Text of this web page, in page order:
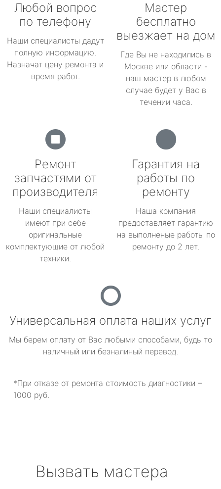
Любой вопрос
по телефону
Наши специалисты дадут
полную информацию.
Назначат цену ремонта и
время работ.
Мастер
бесплатно
выезжает на дом
Где Вы не находились в
Москве или области -
наш мастер в любом
случае будет у Вас в
течении часа.
Ремонт
запчастями от
производителя
Наши специалисты
имеют при себе
оригинальные
комплектующие от любой
техники.
Гарантия на
работы по
ремонту
Наша компания
предоставляет гарантию
на выполненые работы по
ремонту до 2 лет.
Универсальная оплата наших услуг
Мы берем оплату от Вас любыми способами, будь то
наличный или безналиный перевод.
*При отказе от ремонта стоимость диагностики –
1000 руб.
Вызвать мастера